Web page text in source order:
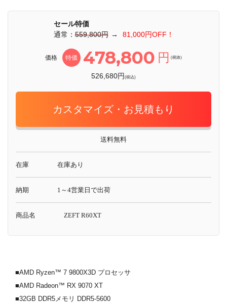
セール特価
通常：559,800円 → 81,000円OFF！
価格 特価 478,800 円 (税抜)
526,680円(税込)
カスタマイズ・お見積もり
送料無料
在庫 在庫あり
納期 1～4営業日で出荷
商品名 ZEFT R60XT
■AMD Ryzen™ 7 9800X3D プロセッサ
■AMD Radeon™ RX 9070 XT
■32GB DDR5メモリ DDR5-5600